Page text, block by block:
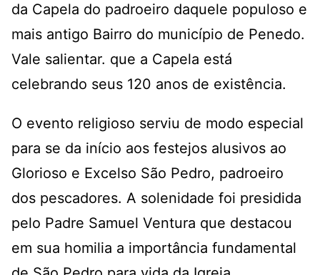
da Capela do padroeiro daquele populoso e
mais antigo Bairro do município de Penedo.
Vale salientar. que a Capela está
celebrando seus 120 anos de existência.
O evento religioso serviu de modo especial
para se da início aos festejos alusivos ao
Glorioso e Excelso São Pedro, padroeiro
dos pescadores. A solenidade foi presidida
pelo Padre Samuel Ventura que destacou
em sua homilia a importância fundamental